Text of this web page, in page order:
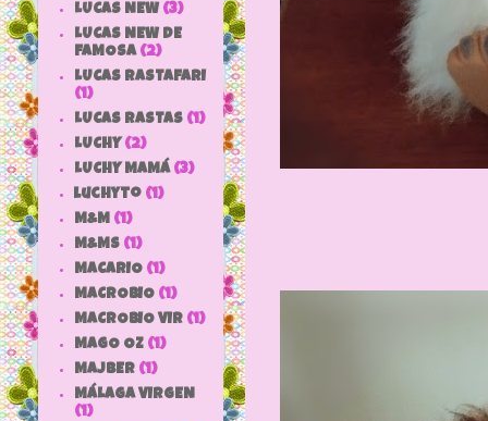
LUCAS NEW (3)
LUCAS NEW DE
FAMOSA (2)
LUCAS RASTAFARI
(1)
LUCAS RASTAS (1)
LUCHY (2)
LUCHY MAMÁ (3)
luchyto (1)
M&M (1)
M&MS (1)
MACARIO (1)
MACROBIO (1)
MACROBIO VIR (1)
MAGO OZ (1)
MAJBER (1)
MÁLAGA VIRGEN
(1)